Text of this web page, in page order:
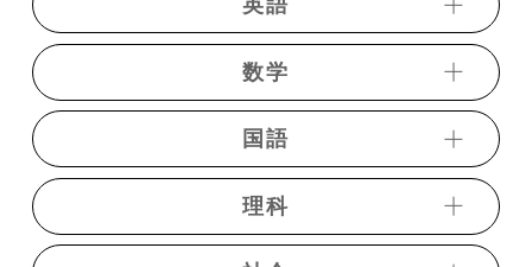
・動画発音記号
・《ベリトレ》フリック英単語1800
・短期完成中学英語
・《ベリトレ》GENIUS動画英単語2200【単語
テスト編】
数学
・トレーニング数学【中学】
・数学α講座ⅠＡ
・初歩からの「トレーニング数学Ⅰ」
国語
・短期完成中学国語
・必須現代文
理科